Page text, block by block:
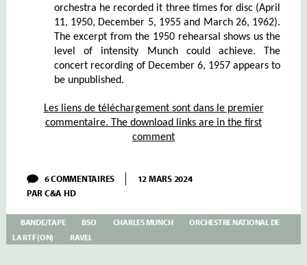
orchestra he recorded it three times for disc (April
11, 1950, December 5, 1955 and March 26, 1962).
The excerpt from the 1950 rehearsal shows us the
level of intensity Munch could achieve. The
concert recording of December 6, 1957 appears to
be unpublished.
Les liens de téléchargement sont dans le premier
commentaire. The download links are in the first
comment
6 COMMENTAIRES
MUNCH-
TOMBEAU
COUPERIN
12 MARS 2024
PAR C&A HD
BANDE/TAPE BSO CHARLES MUNCH
ORCHESTRE NATIONAL DE
LA RTF (ON)
RAVEL